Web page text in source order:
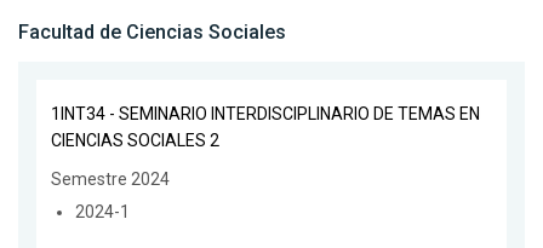
Facultad de Ciencias Sociales
1INT34 - SEMINARIO INTERDISCIPLINARIO DE TEMAS EN
CIENCIAS SOCIALES 2
Semestre 2024
2024-1